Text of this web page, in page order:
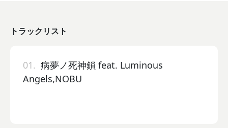
トラックリスト
01. 病夢ノ死神鎖 feat. Luminous
Angels,NOBU